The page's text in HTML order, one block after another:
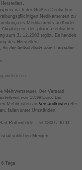
nach der Großen Deutschen
Medikamenten zu
des Medikaments an Kinder
des pharmazeutischen
zum 31.12.2003 ergibt. Es handelt
des Herstellers.
der Artikel direkt vom Hersteller
widerrufen
Mehrwertsteuer. Der Versand
von 13,99 Euro. Bei
Mehrkosten an VersandkostenBei
fallen unter Umständen
Rothenfelde - Tel 0800 / 10 11
Mengen.
Tage.